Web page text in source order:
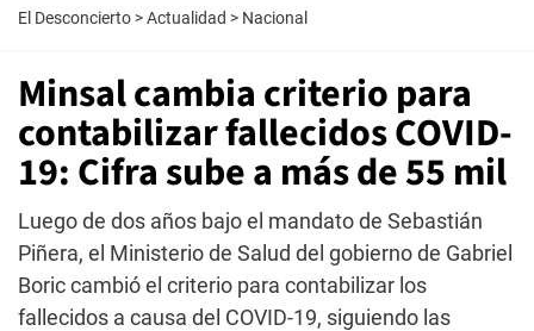
El Desconcierto >Actualidad > Nacional
Minsal cambia criterio para
contabilizar fallecidos COVID-
19: Cifra sube a más de 55 mil
Luego de dos años bajo el mandato de Sebastián
Piñera, el Ministerio de Salud del gobierno de Gabriel
Boric cambió el criterio para contabilizar los
fallecidos a causa del COVID-19, siguiendo las